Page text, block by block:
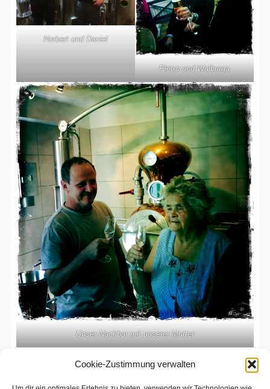
Cookie-Zustimmung verwalten
Norbert und Daniel
Pietro und Walburga
Unser Nachbar mit unserer Mutter
Posted inBrennerei